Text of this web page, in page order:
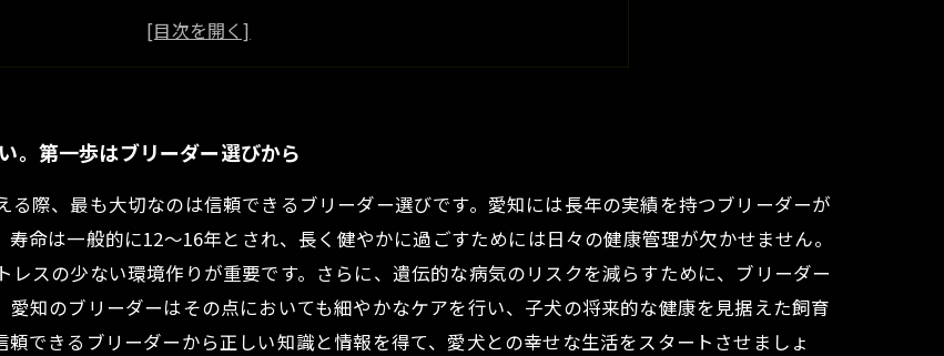
ある健康問題とその対処法を愛知のブリーダーが解説
ブリーダーが語るカニンヘンダックスフンドの正しい飼い方
。第一歩はブリーダー選びから
際、最も大切なのは信頼できるブリーダー選びです。愛知には長年の実績を持つブリーダーが
命は一般的に12～16年とされ、長く健やかに過ごすためには日々の健康管理が欠かせません。
スの少ない環境作りが重要です。さらに、遺伝的な病気のリスクを減らすために、ブリーダー
知のブリーダーはその点においても細やかなケアを行い、子犬の将来的な健康を見据えた飼育
できるブリーダーから正しい知識と情報を得て、愛犬との幸せな生活をスタートさせましょ